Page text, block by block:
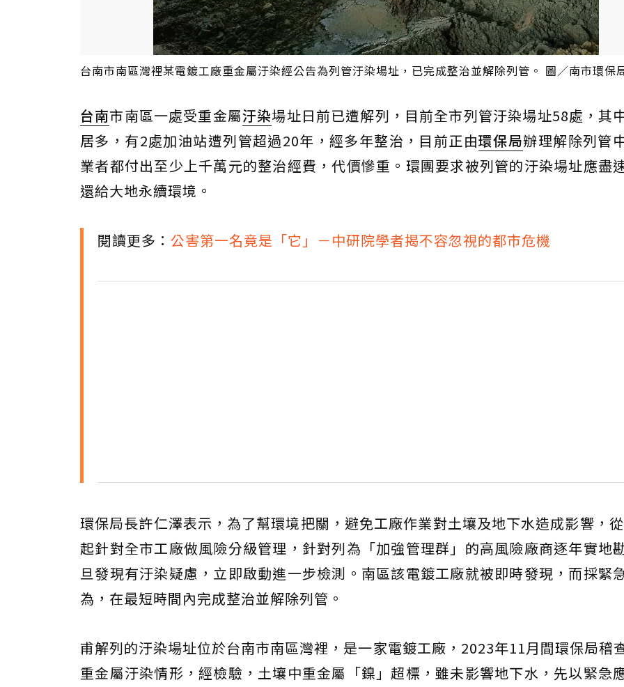
台南市南區灣裡某電鍍工廠重金屬汙染經公告為列管汙染場址，已完成整治並解除列管。 圖／南市環保
台南市南區一處受重金屬汙染場址日前已遭解列，目前全市列管汙染場址58處，其
居多，有2處加油站遭列管超過20年，經多年整治，目前正由環保局辦理解除列管
業者都付出至少上千萬元的整治經費，代價慘重。環團要求被列管的汙染場址應盡
還給大地永續環境。
閱讀更多： 公害第一名竟是「它」－中研院學者揭不容忽視的都市危機
環保局長許仁澤表示，為了幫環境把關，避免工廠作業對土壤及地下水造成影響，
起針對全市工廠做風險分級管理，針對列為「加強管理群」的高風險廠商逐年實地
旦發現有汙染疑慮，立即啟動進一步檢測。南區該電鍍工廠就被即時發現，而採緊
為，在最短時間內完成整治並解除列管。
甫解列的汙染場址位於台南市南區灣裡，是一家電鍍工廠，2023年11月間環保局稽
重金屬汙染情形，經檢驗，土壤中重金屬「鎳」超標，雖未影響地下水，先以緊急